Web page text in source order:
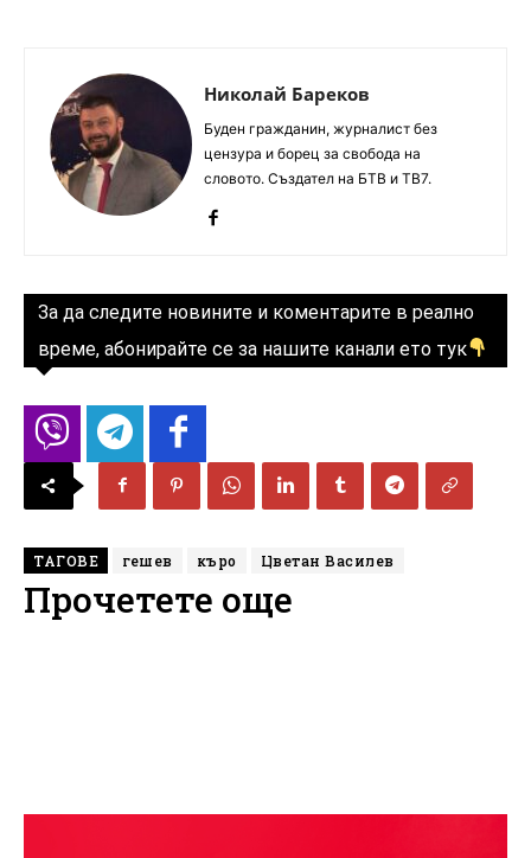
Николай Бареков
Буден гражданин, журналист без
цензура и борец за свобода на
словото. Създател на БТВ и ТВ7.
За да следите новините и коментарите в реално
време, абонирайте се за нашите канали ето тук
ТАГОВЕ гешев къро Цветан Василев
Прочетете още